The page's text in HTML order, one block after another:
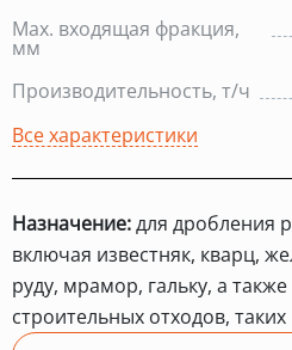
Max. входящая фракция,
мм
Производительность, т/ч
Все характеристики
Назначение:для дробления
включая известняк, кварц,
руду, мрамор, гальку, а
строительных отходов,